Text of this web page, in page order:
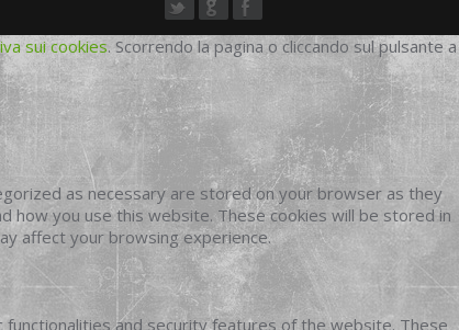
sui cookies. Scorrendo la pagina o cliccando sul pulsante a
as necessary are stored on your browser as they
how you use this website. These cookies will be stored in
affect your browsing experience.
and security features of the website. These